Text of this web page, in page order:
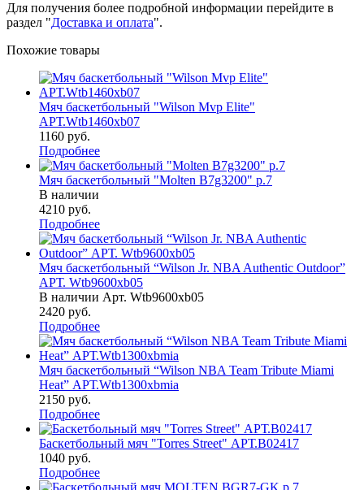
Для получения более подробной информации перейдите в
раздел "Доставка и оплата".
Похожие товары
Мяч баскетбольный "Wilson Mvp Elite"
АРТ.Wtb1460xb07
1160 руб.
Подробнее
Мяч баскетбольный "Molten B7g3200" р.7
В наличии
4210 руб.
Подробнее
Мяч баскетбольный “Wilson Jr. NBA Authentic Outdoor”
АРТ. Wtb9600xb05
В наличии Арт. Wtb9600xb05
2420 руб.
Подробнее
Мяч баскетбольный “Wilson NBA Team Tribute Miami
Heat” АРТ.Wtb1300xbmia
2150 руб.
Подробнее
Баскетбольный мяч "Torres Street" АРТ.B02417
1040 руб.
Подробнее